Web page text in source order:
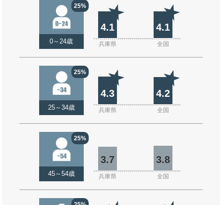
25%
0～24歳
4.1 4.1
兵庫県 全国
25%
25～34歳
4.3 4.2
兵庫県 全国
25%
45～54歳
3.7 3.8
兵庫県 全国